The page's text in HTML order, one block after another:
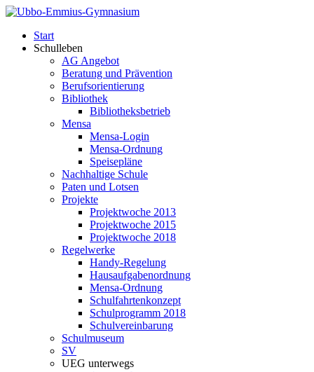
Start
Schulleben
AG Angebot
Beratung und Prävention
Berufsorientierung
Bibliothek
Bibliotheksbetrieb
Mensa
Mensa-Login
Mensa-Ordnung
Speisepläne
Nachhaltige Schule
Paten und Lotsen
Projekte
Projektwoche 2013
Projektwoche 2015
Projektwoche 2018
Regelwerke
Handy-Regelung
Hausaufgabenordnung
Mensa-Ordnung
Schulfahrtenkonzept
Schulprogramm 2018
Schulvereinbarung
Schulmuseum
SV
UEG unterwegs